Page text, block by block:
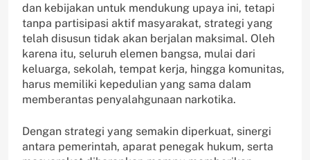
dan kebijakan untuk mendukung upaya ini, tetapi
tanpa partisipasi aktif masyarakat, strategi yang
telah disusun tidak akan berjalan maksimal. Oleh
karena itu, seluruh elemen bangsa, mulai dari
keluarga, sekolah, tempat kerja, hingga komunitas,
harus memiliki kepedulian yang sama dalam
memberantas penyalahgunaan narkotika.
Dengan strategi yang semakin diperkuat, sinergi
antara pemerintah, aparat penegak hukum, serta